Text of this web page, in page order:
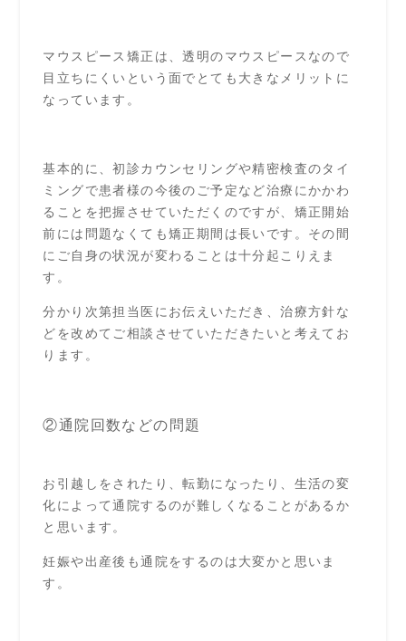
マウスピース矯正は、透明のマウスピースなので
目立ちにくいという面でとても大きなメリットに
なっています。
基本的に、初診カウンセリングや精密検査のタイ
ミングで患者様の今後のご予定など治療にかかわ
ることを把握させていただくのですが、矯正開始
前には問題なくても矯正期間は長いです。その間
にご自身の状況が変わることは十分起こりえま
す。
分かり次第担当医にお伝えいただき、治療方針な
どを改めてご相談させていただきたいと考えてお
ります。
②通院回数などの問題
お引越しをされたり、転勤になったり、生活の変
化によって通院するのが難しくなることがあるか
と思います。
妊娠や出産後も通院をするのは大変かと思いま
す。